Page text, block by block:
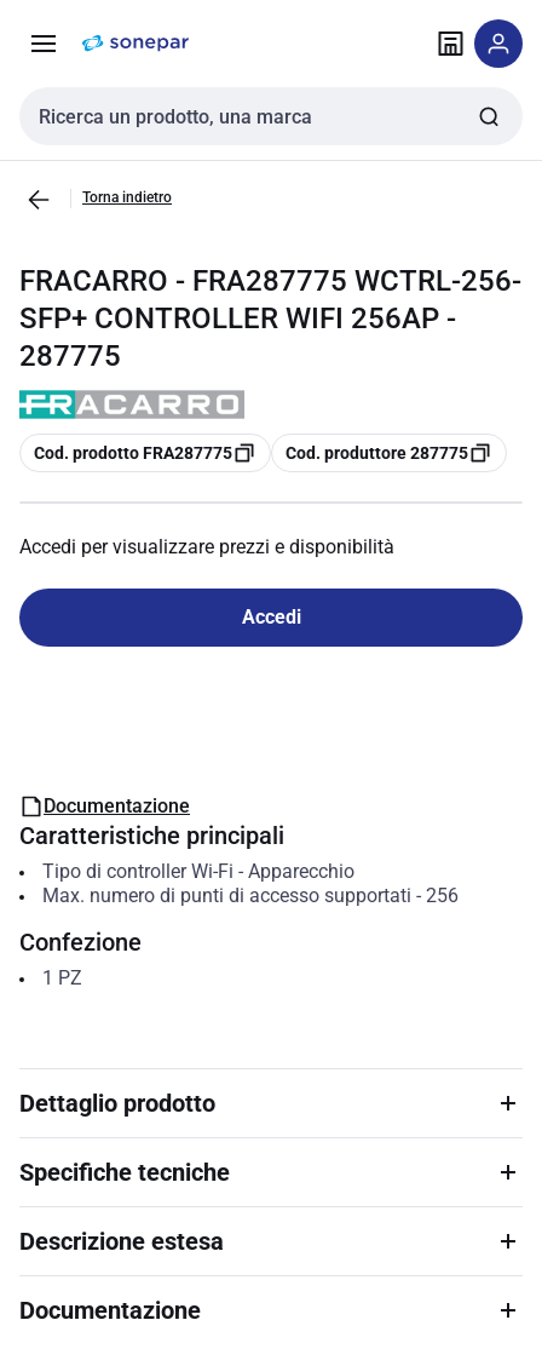
navigazione alla
Cerca input
Torna indietro
FRACARRO - FRA287775 WCTRL-256-
SFP+ CONTROLLER WIFI 256AP -
287775
copia
Cod. prodotto FRA287775 copia
Cod. produttore 287775
Accedi per visualizzare prezzi e disponibilità
Accedi
Documentazione
Caratteristiche principali
Tipo di controller Wi-Fi - Apparecchio
Max. numero di punti di accesso supportati - 256
Confezione
1 PZ
Dettaglio prodotto
Specifiche tecniche
Descrizione estesa
Documentazione